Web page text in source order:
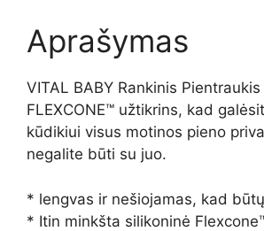
FLEXCONE™
Aprašymas
VITAL BABY Rankinis Pientraukis
FLEXCONE™ užtikrins, kad
kūdikiui visus motinos pieno
negalite būti su juo.
* lengvas ir nešiojamas, kad
* Itin minkšta silikoninė